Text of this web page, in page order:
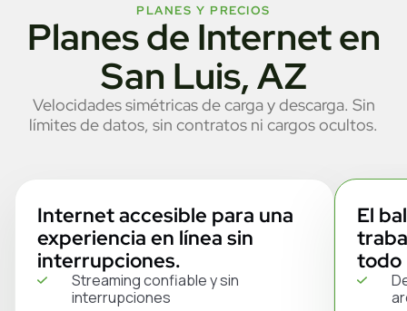
PLANES Y PRECIOS
Planes de Internet en
San Luis, AZ
Velocidades simétricas de carga y descarga. Sin
límites de datos, sin contratos ni cargos ocultos.
Internet accesible para una
experiencia en línea sin
interrupciones.
Streaming confiable y sin
interrupciones
El
todo